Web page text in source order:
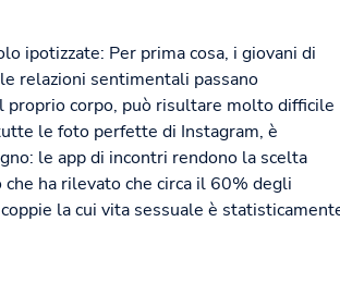
ipotizzate: Per prima cosa, i giovani di
relazioni sentimentali passano
proprio corpo, può risultare molto difficile
le foto perfette di Instagram, è
le app di incontri rendono la scelta
ha rilevato che circa il 60% degli
la cui vita sessuale è